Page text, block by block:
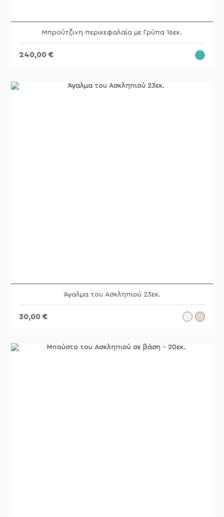
Μπρούτζινη περικεφαλαία με Γρύπα 16εκ.
240,00€
Άγαλμα του Ασκληπιού 23εκ.
30,00€